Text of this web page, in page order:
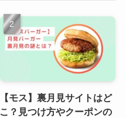
【モス】裏月見サイトはど
こ？見つけ方やクーポンの